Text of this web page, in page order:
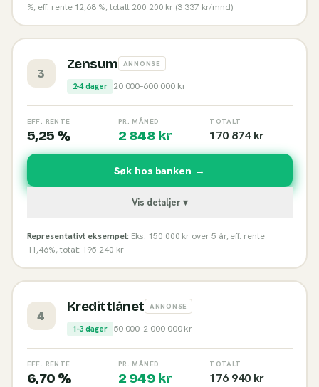
%, eff. rente 12,68 %, totalt 200 200 kr (3 337 kr/mnd)
3
Zensum ANNONSE
2-4 dager 20 000–600 000kr
EFF. RENTE
5,25 %
PR. MÅNED
2 848 kr
TOTALT
170 874kr
Søk hos banken →
Vis detaljer ▾
Representativt eksempel: Eks: 150 000 kr over 5 år, eff. rente
11,46%, totalt 195 240 kr
4
Kredittlånet ANNONSE
1-3 dager 50 000–2 000 000kr
EFF. RENTE
6,70 %
PR. MÅNED
2 949 kr
TOTALT
176 940kr